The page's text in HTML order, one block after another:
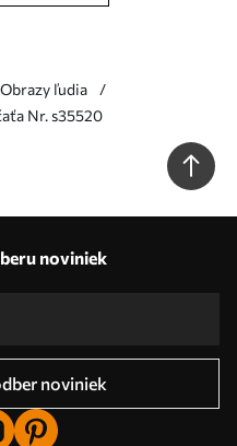
Obrazy ľudia
Nr. s35520
noviniek
noviniek